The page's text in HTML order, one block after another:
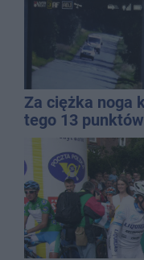
Za ciężka noga
tego 13 punktów